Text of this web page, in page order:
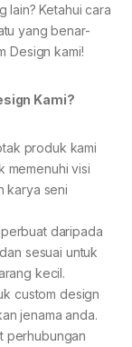
lain? Ketahui cara
yang benar-
Design kami!
Kami?
produk kami
memenuhi visi
karya seni
daripada
sesuai untuk
kecil.
custom design
jenama anda.
perhubungan